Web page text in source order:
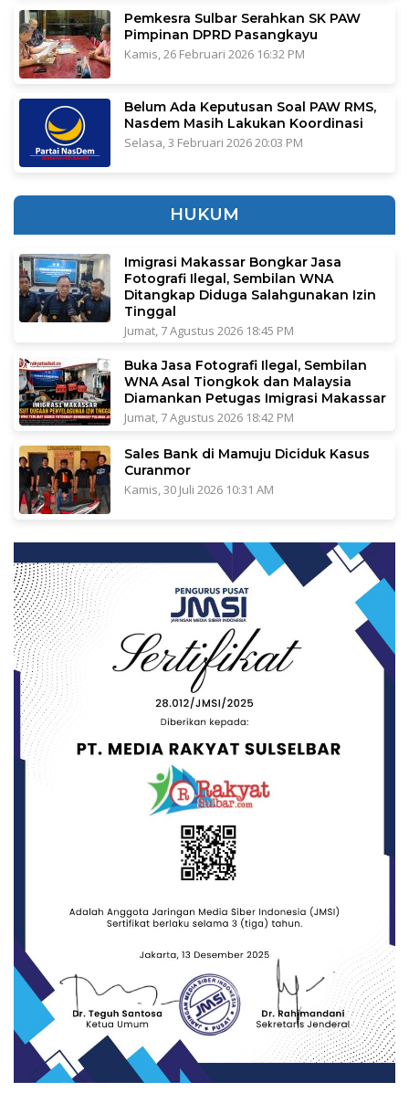
Pemkesra Sulbar Serahkan SK PAW
Pimpinan DPRD Pasangkayu
Kamis, 26 Februari 2026 16:32 PM
Belum Ada Keputusan Soal PAW RMS,
Nasdem Masih Lakukan Koordinasi
Selasa, 3 Februari 2026 20:03 PM
HUKUM
Imigrasi Makassar Bongkar Jasa
Fotografi Ilegal, Sembilan WNA
Ditangkap Diduga Salahgunakan Izin
Tinggal
Jumat, 7 Agustus 2026 18:45 PM
Buka Jasa Fotografi Ilegal, Sembilan
WNA Asal Tiongkok dan Malaysia
Diamankan Petugas Imigrasi Makassar
Jumat, 7 Agustus 2026 18:42 PM
Sales Bank di Mamuju Diciduk Kasus
Curanmor
Kamis, 30 Juli 2026 10:31 AM